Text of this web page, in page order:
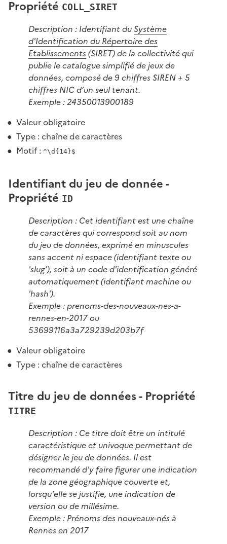
Propriété COLL_SIRET
Description : Identifiant duSystème
d'Identification du Répertoire des
Etablissements(SIRET) de la collectivité qui
publie le catalogue simplifié de jeux de
données, composé de 9 chiffres SIREN + 5
chiffres NIC d’un seul tenant.
Exemple : 24350013900189
Valeur obligatoire
Type : chaîne de caractères
Motif : ^\d{14}$
Identifiant du jeu de donnée -
Propriété ID
Description : Cet identifiant est une chaîne
de caractères qui correspond soit au nom
du jeu de données, exprimé en minuscules
sans accent ni espace (identifiant texte ou
'slug'), soit à un code d'identification généré
automatiquement (identifiant machine ou
'hash').
Exemple : prenoms-des-nouveaux-nes-a-
rennes-en-2017 ou
53699116a3a729239d203b7f
Valeur obligatoire
Type : chaîne de caractères
Titre du jeu de données - Propriété
TITRE
Description : Ce titre doit être un intitulé
caractéristique et univoque permettant de
désigner le jeu de données. Il est
recommandé d'y faire figurer une indication
de la zone géographique couverte et,
lorsqu'elle se justifie, une indication de
version ou de millésime.
Exemple : Prénoms des nouveaux-nés à
Rennes en 2017